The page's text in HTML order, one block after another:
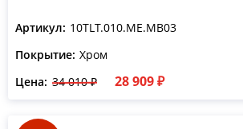
Артикул: 10TLT.010.ME.MB03
Покрытие: Хром
Цена: 34 010 ₽ 28 909 ₽